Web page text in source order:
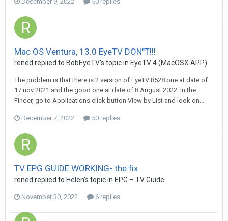
Mac OS Ventura, 13.0 EyeTV DON"T!!!
rened replied to BobEyeTV's topic in EyeTV 4 (MacOSX APP)
The problem is that there is 2 version of EyeTV 8528 one at date of
17 nov 2021 and the good one at date of 8 August 2022. In the
Finder, go to Applications click button View by List and look on...
December 7, 2022 50 replies
TV EPG GUIDE WORKING- the fix
rened replied to Helen's topic in EPG – TV Guide
November 30, 2022 6 replies